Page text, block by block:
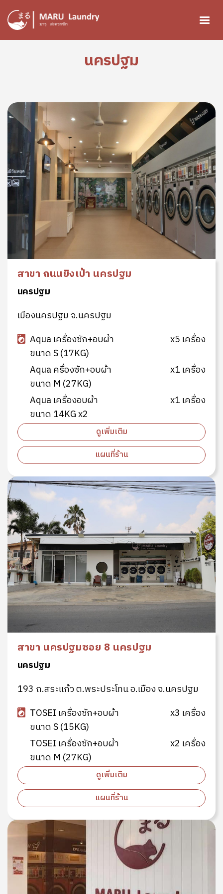
ข้ามไปยังเนื้อหาหลัก
นครปฐม
สาขา ถนนยิงเป้า นครปฐม
นครปฐม
เมืองนครปฐม จ.นครปฐม
Aqua เครื่องซัก+อบผ้า
ขนาด S (17KG)
x5 เครื่อง
Aqua ครื่องซัก+อบผ้า
ขนาด M (27KG)
x1 เครื่อง
Aqua เครื่องอบผ้า
ขนาด 14KG x2
x1 เครื่อง
ดูเพิ่มเติม
แผนที่ร้าน
สาขา นครปฐมซอย 8 นครปฐม
นครปฐม
193 ถ.สระแก้ว ต.พระประโทน อ.เมือง จ.นครปฐม
TOSEI เครื่องซัก+อบผ้า
ขนาด S (15KG)
x3 เครื่อง
TOSEI เครื่องซัก+อบผ้า
ขนาด M (27KG)
x2 เครื่อง
ดูเพิ่มเติม
แผนที่ร้าน